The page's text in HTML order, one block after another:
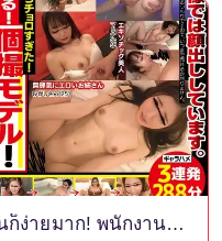
MBMP-089 ฉันลองแล้วและมันก็ง่ายมาก! พนักงานต้อนรับซุกซนนอกเทคนิคปาโก้ 3 ช็อตติดต่อกันของการาฮาเมะ 288 นาที